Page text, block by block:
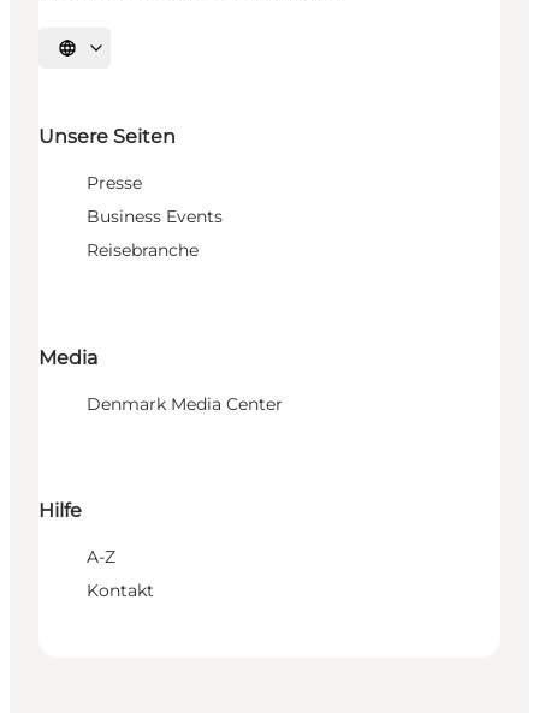
Sprache auswählen
Unsere Seiten
Presse
Business Events
Reisebranche
Media
Denmark Media Center
Hilfe
A-Z
Kontakt